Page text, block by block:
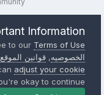
Information
to ourTerms of Use
الخصوصيه, قوانين الموقع
canadjust your cookie
okay to continue..